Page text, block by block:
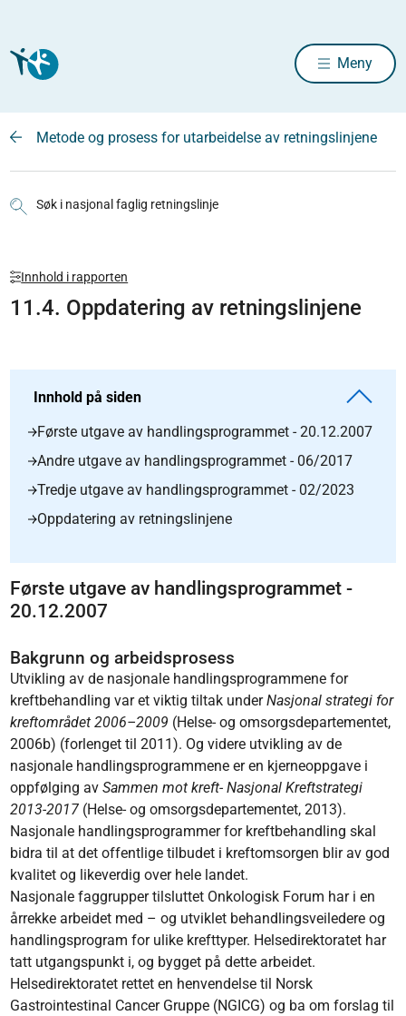
Meny
Metode og prosess for utarbeidelse av retningslinjene
Søk i nasjonal faglig retningslinje
Innhold i rapporten
11.4. Oppdatering av retningslinjene
Innhold på siden
Første utgave av handlingsprogrammet - 20.12.2007
Andre utgave av handlingsprogrammet - 06/2017
Tredje utgave av handlingsprogrammet - 02/2023
Oppdatering av retningslinjene
Første utgave av handlingsprogrammet -
20.12.2007
Bakgrunn og arbeidsprosess
Utvikling av de nasjonale handlingsprogrammene for
kreftbehandling var et viktig tiltak underNasjonal strategi for
kreftområdet 2006–2009 (Helse- og omsorgsdepartementet,
2006b) (forlenget til 2011). Og videre utvikling av de
nasjonale handlingsprogrammene er en kjerneoppgave i
oppfølging avSammen mot kreft- Nasjonal Kreftstrategi
2013-2017 (Helse- og omsorgsdepartementet, 2013).
Nasjonale handlingsprogrammer for kreftbehandling skal
bidra til at det offentlige tilbudet i kreftomsorgen blir av god
kvalitet og likeverdig over hele landet.
Nasjonale faggrupper tilsluttet Onkologisk Forum har i en
årrekke arbeidet med – og utviklet behandlingsveiledere og
handlingsprogram for ulike krefttyper. Helsedirektoratet har
tatt utgangspunkt i, og bygget på dette arbeidet.
Helsedirektoratet rettet en henvendelse til Norsk
Gastrointestinal Cancer Gruppe (NGICG) og ba om forslag til